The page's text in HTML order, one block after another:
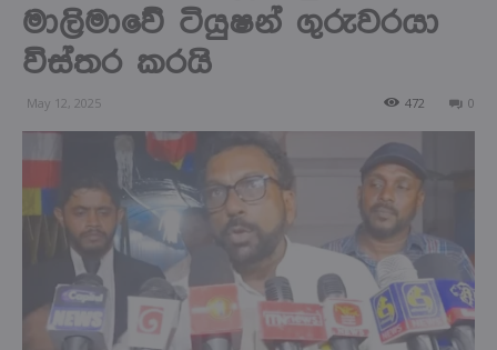
මාලිමාවේ ටියුෂන් ගුරුවරයා
විස්තර කරයි
May 12, 2025 0
472